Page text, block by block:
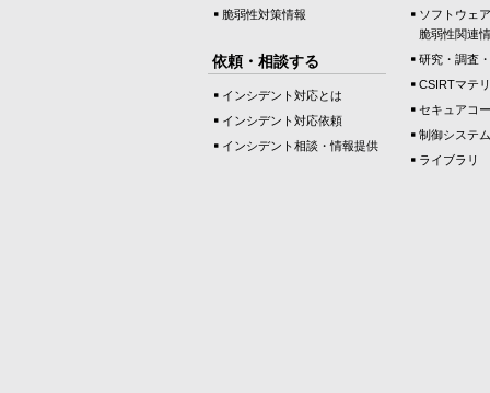
脆弱性対策情報
依頼・相談する
インシデント対応とは
インシデント対応依頼
インシデント相談・情報提供
ソフトウェ
脆弱性関連
研究・調査
CSIRTマテ
セキュアコ
制御システ
ライブラリ